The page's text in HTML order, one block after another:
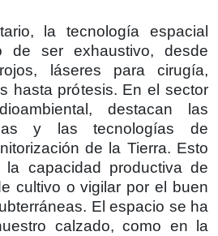
la tecnología espacial
de ser exhaustivo, desde
láseres para cirugía,
hasta prótesis. En el sector
destacan las
y las tecnologías de
de la Tierra. Esto
la capacidad productiva de
cultivo o vigilar por el buen
El espacio se ha
calzado, como en la